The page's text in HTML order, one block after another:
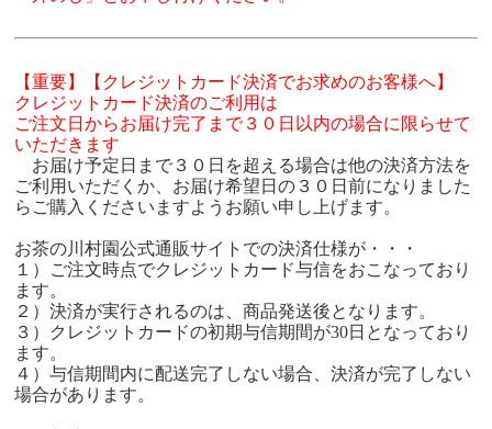
【重要】【クレジットカード決済でお求めのお客様へ】
クレジットカード決済のご利用は
ご注文日からお届け完了まで３０日以内の場合に限らせて
いただきます
お届け予定日まで３０日を超える場合は他の決済方法を
ご利用いただくか、お届け希望日の３０日前になりました
らご購入くださいますようお願い申し上げます。
お茶の川村園公式通販サイトでの決済仕様が・・・
１）ご注文時点でクレジットカード与信をおこなっており
ます。
２）決済が実行されるのは、商品発送後となります。
３）クレジットカードの初期与信期間が30日となっており
ます。
４）与信期間内に配送完了しない場合、決済が完了しない
場合があります。